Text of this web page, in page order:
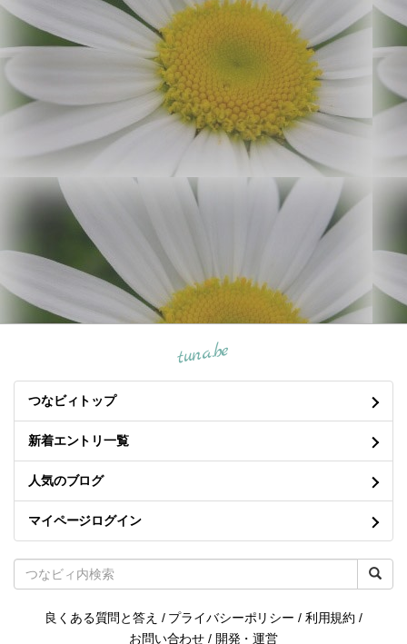
tuna.be
つなビィトップ
新着エントリ一覧
人気のブログ
マイページログイン
良くある質問と答え / プライバシーポリシー / 利用規約 /
お問い合わせ / 開発・運営